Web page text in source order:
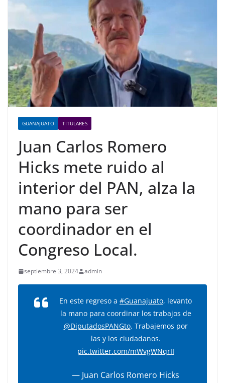
GUANAJUATO TITULARES
Juan Carlos Romero
Hicks mete ruido al
interior del PAN, alza la
mano para ser
coordinador en el
Congreso Local.
septiembre 3, 2024 admin
En este regreso a #Guanajuato, levanto
la mano para coordinar los trabajos de
@DiputadosPANGto. Trabajemos por
las y los ciudadanos.
pic.twitter.com/mWvgWNqrII
— Juan Carlos Romero Hicks